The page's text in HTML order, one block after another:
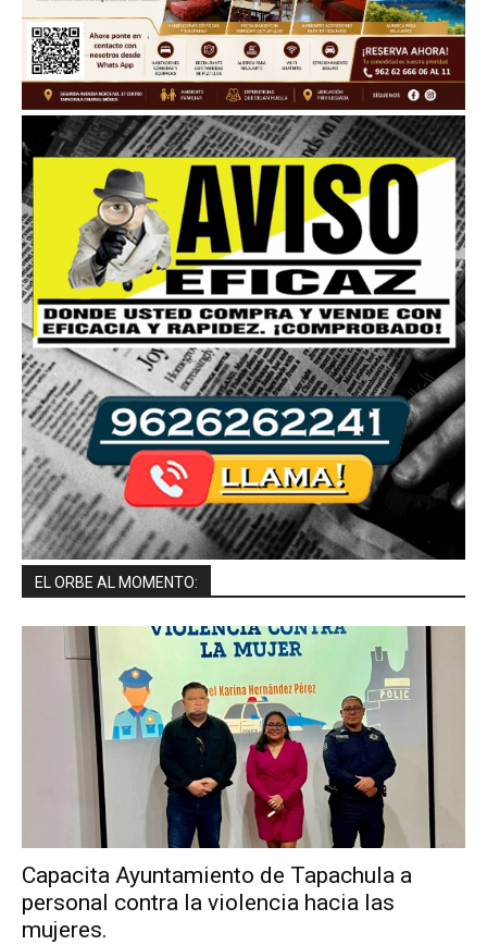
EL ORBE AL MOMENTO:
Capacita Ayuntamiento de Tapachula a
personal contra la violencia hacia las
mujeres.